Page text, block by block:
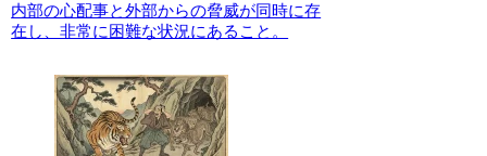
内部の心配事と外部からの脅威が同時に存
在し、非常に困難な状況にあること。